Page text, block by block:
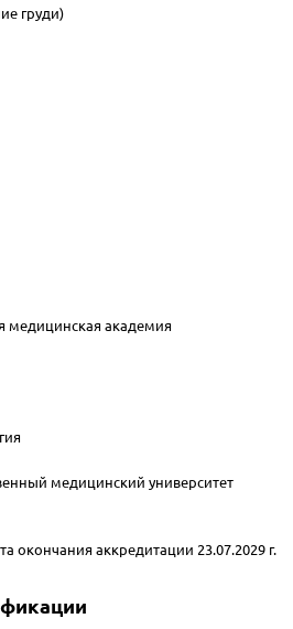
груди)
медицинская академия
медицинский университет
окончания аккредитации 23.07.2029 г.